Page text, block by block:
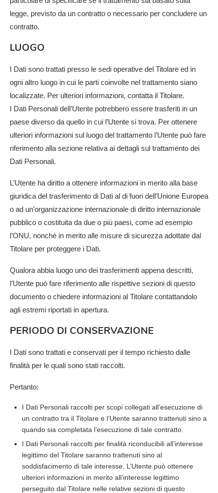
legge, previsto da un contratto o necessario per concludere un
contratto.
LUOGO
I Dati sono trattati presso le sedi operative del Titolare ed in
ogni altro luogo in cui le parti coinvolte nel trattamento siano
localizzate. Per ulteriori informazioni, contatta il Titolare.
I Dati Personali dell’Utente potrebbero essere trasferiti in un
paese diverso da quello in cui l’Utente si trova. Per ottenere
ulteriori informazioni sul luogo del trattamento l’Utente può fare
riferimento alla sezione relativa ai dettagli sul trattamento dei
Dati Personali.
L’Utente ha diritto a ottenere informazioni in merito alla base
giuridica del trasferimento di Dati al di fuori dell’Unione Europea
o ad un’organizzazione internazionale di diritto internazionale
pubblico o costituita da due o più paesi, come ad esempio
l’ONU, nonché in merito alle misure di sicurezza adottate dal
Titolare per proteggere i Dati.
Qualora abbia luogo uno dei trasferimenti appena descritti,
l’Utente può fare riferimento alle rispettive sezioni di questo
documento o chiedere informazioni al Titolare contattandolo
agli estremi riportati in apertura.
PERIODO DI CONSERVAZIONE
I Dati sono trattati e conservati per il tempo richiesto dalle
finalità per le quali sono stati raccolti.
Pertanto:
I Dati Personali raccolti per scopi collegati all’esecuzione di
un contratto tra il Titolare e l’Utente saranno trattenuti sino a
quando sia completata l’esecuzione di tale contratto.
I Dati Personali raccolti per finalità riconducibili all’interesse
legittimo del Titolare saranno trattenuti sino al
soddisfacimento di tale interesse. L’Utente può ottenere
ulteriori informazioni in merito all’interesse legittimo
perseguito dal Titolare nelle relative sezioni di questo